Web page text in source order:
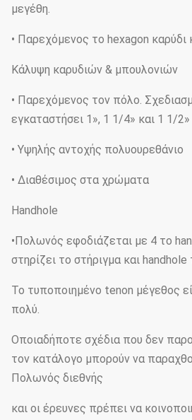
μεγέθη.
• Παρεχόμενος το hexagon καρύδι
Κάλυψη καρυδιών & μπουλονιών
• Παρεχόμενος τον πόλο.
εγκαταστήσει 1», 1 1/4» και 1 1/2»
• Υψηλής αντοχής πολυουρεθάνιο
• Διαθέσιμος στα χρώματα
Handhole
•Πολωνός εφοδιάζεται με 4 το
στηρίζει το στήριγμα και
Το τυποποιημένο tenon μέγεθος
πολύ.
Οποιαδήποτε σχέδια που δεν
τον κατάλογο μπορούν να
Πολωνός διεθνής
και οι έρευνες πρέπει να